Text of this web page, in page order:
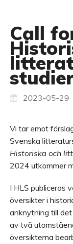
Call
2023-05-29
Vi tar emot
Svenska
Historiska och
2024 utkommer
I HLS publiceras
översikter i
anknytning till
av två
översikterna